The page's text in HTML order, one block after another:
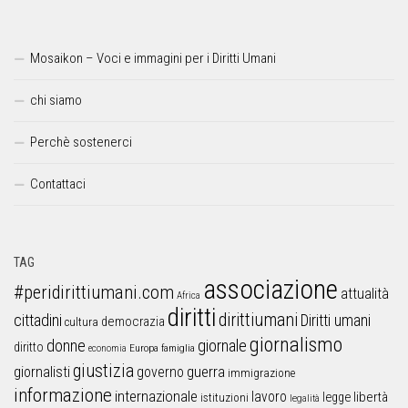
Mosaikon – Voci e immagini per i Diritti Umani
chi siamo
Perchè sostenerci
Contattaci
TAG
#peridirittiumani.com Africa associazione attualità
cittadini cultura democrazia dirittidirittiumani Diritti umani
diritto donne economia Europa famiglia giornalegiornalismo
giornalistigiustizia governo guerra immigrazione
informazione internazionale istituzioni lavoro legalità legge libertà